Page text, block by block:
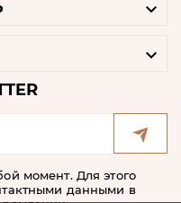


момент. Для этого
данными в